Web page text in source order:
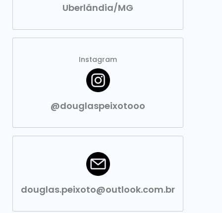
Uberlândia/MG
Instagram
@douglaspeixotooo
douglas.peixoto@outlook.com.br